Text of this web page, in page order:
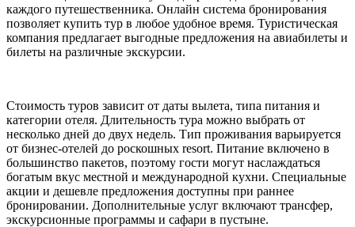
каждого путешественника. Онлайн система бронирования
позволяет купить тур в любое удобное время. Туристическая
компания предлагает выгодные предложения на авиабилеты и
билеты на различные экскурсии.
Стоимость туров зависит от даты вылета, типа питания и
категории отеля. Длительность тура можно выбрать от
несколько дней до двух недель. Тип проживания варьируется
от бизнес-отелей до роскошных resort. Питание включено в
большинство пакетов, поэтому гости могут наслаждаться
богатым вкус местной и международной кухни. Специальные
акции и дешевле предложения доступны при раннее
бронировании. Дополнительные услуг включают трансфер,
экскурсионные программы и сафари в пустыне.